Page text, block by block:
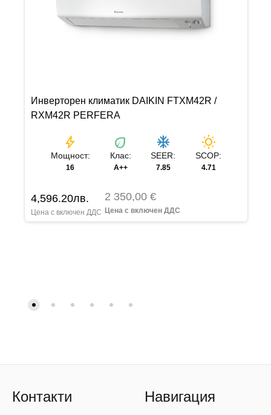
Инверторен климатик DAIKIN FTXM42R /
RXM42R PERFERA
bolt
Мощност:
16
eco
Клас:
A++
ac_unit
SEER:
7.85
wb_sunny
SCOP:
4.71
4,596.20лв. 2 350,00 €
Контакти Навигация